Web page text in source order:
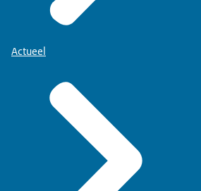
Actueel